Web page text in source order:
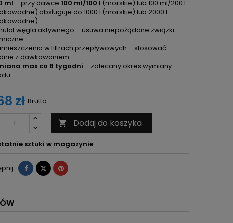
ml – przy dawce 100 ml/100 l (morskie) lub 100 ml/200 l
obsługuje do 1000 l (morskie) lub 2000 l
węgla aktywnego – usuwa niepożądane związki
w filtrach przepływowych – stosować
z dawkowaniem.
max co 8 tygodni – zalecany okres wymiany
zł Brutto
 Dodaj do koszyka
sztuki w magazynie
Udostępnij
TweetujPinterest